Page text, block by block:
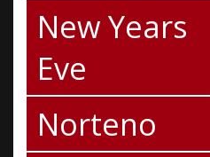
New Years
Eve
Norteno